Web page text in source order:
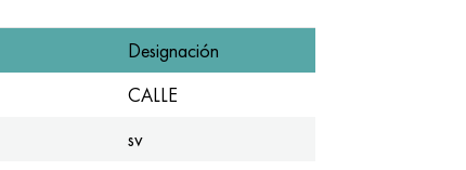
Designación
CALLE
sv